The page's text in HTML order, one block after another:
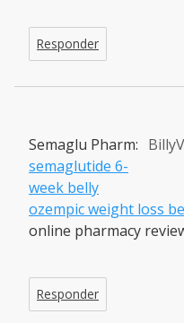
Responder
Semaglu Pharm:
semaglutide 6-
week belly
ozempic weight loss
online pharmacy
Responder